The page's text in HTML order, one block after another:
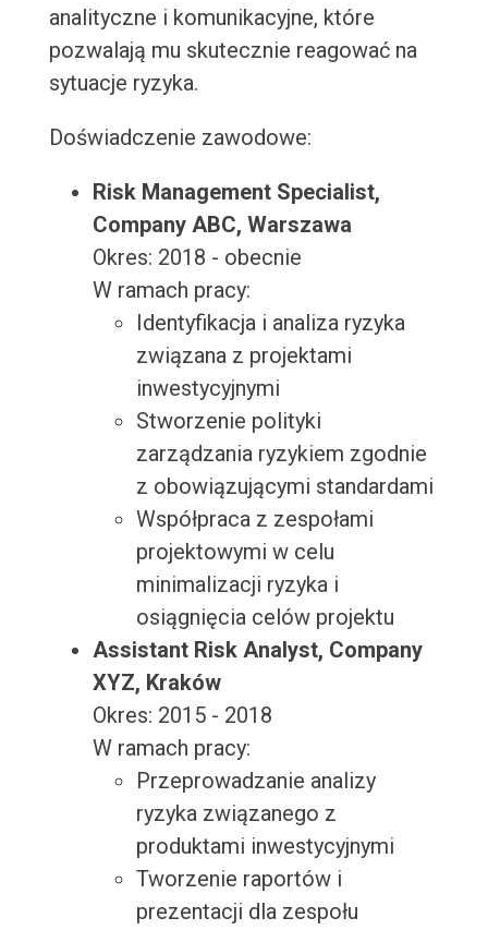
analityczne i komunikacyjne, które
pozwalają mu skutecznie reagować na
sytuacje ryzyka.
Doświadczenie zawodowe:
Risk Management Specialist,
Company ABC, Warszawa
Okres: 2018 - obecnie
W ramach pracy:
Identyfikacja i analiza ryzyka
związana z projektami
inwestycyjnymi
Stworzenie polityki
zarządzania ryzykiem zgodnie
z obowiązującymi standardami
Współpraca z zespołami
projektowymi w celu
minimalizacji ryzyka i
osiągnięcia celów projektu
Assistant Risk Analyst, Company
XYZ, Kraków
Okres: 2015 - 2018
W ramach pracy:
Przeprowadzanie analizy
ryzyka związanego z
produktami inwestycyjnymi
Tworzenie raportów i
prezentacji dla zespołu